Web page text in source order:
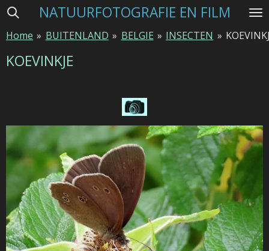
Ga
naar
de
hoofdinhoud
NATUURFOTOGRAFIE EN FILM
Home » BUITENLAND » BELGIE » INSECTEN »
KOEVINKJE